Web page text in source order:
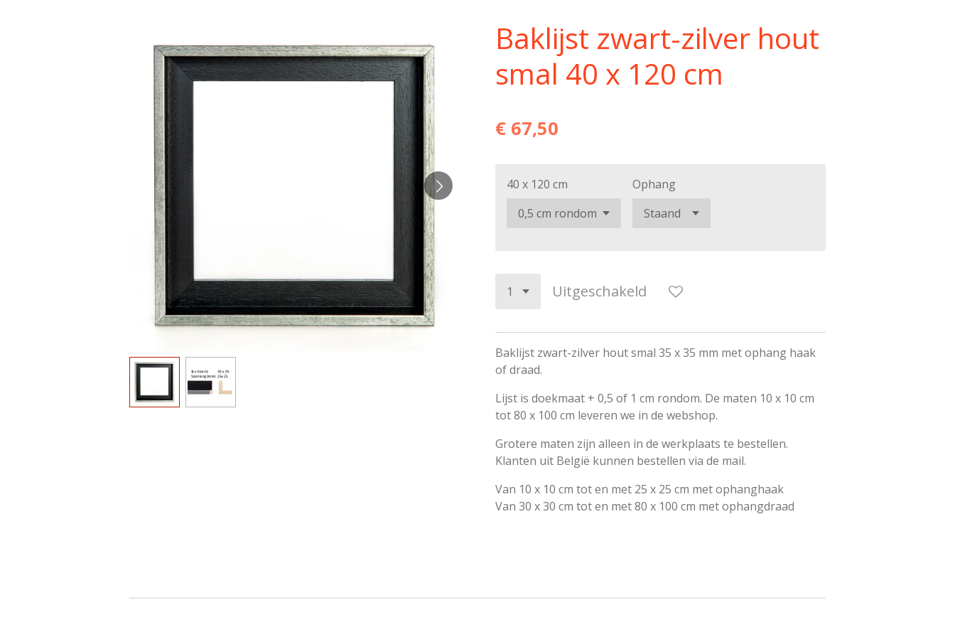
Baklijst zwart-zilver hout
smal 40 x 120 cm
€ 67,50
40 x 120 cm Ophang
Uitgeschakeld
Baklijst zwart-zilver hout smal 35 x 35 mm met ophang haak
of draad.
Lijst is doekmaat + 0,5 of 1 cm rondom. De maten 10 x 10 cm
tot 80 x 100 cm leveren we in de webshop.
Grotere maten zijn alleen in de werkplaats te bestellen.
Klanten uit België kunnen bestellen via de mail.
Van 10 x 10 cm tot en met 25 x 25 cm met ophanghaak
Van 30 x 30 cm tot en met 80 x 100 cm met ophangdraad